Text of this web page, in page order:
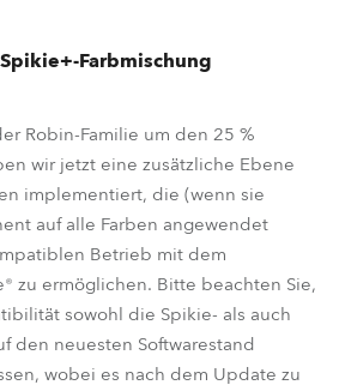
Farbmischung
Robin-Familie um den 25 %
wir jetzt eine zusätzliche Ebene
implementiert, die (wenn sie
auf alle Farben angewendet
Betrieb mit dem
zu ermöglichen. Bitte beachten Sie,
sowohl die Spikie- als auch
den neuesten Softwarestand
wobei es nach dem Update zu